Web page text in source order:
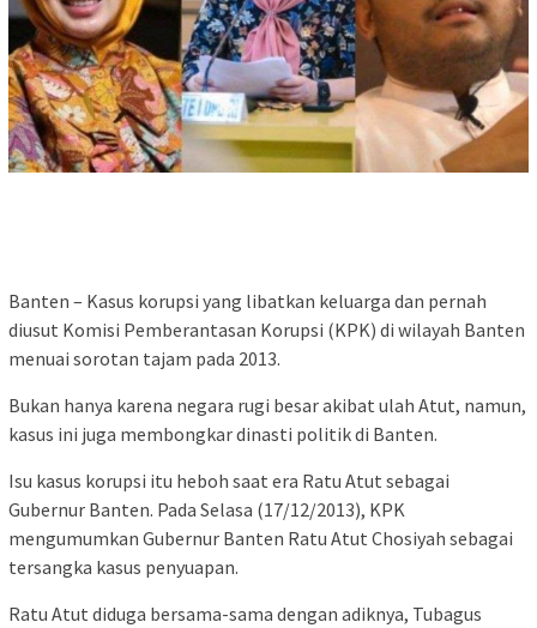
Banten – Kasus korupsi yang libatkan keluarga dan pernah
diusut Komisi Pemberantasan Korupsi (KPK) di wilayah Banten
menuai sorotan tajam pada 2013.
Bukan hanya karena negara rugi besar akibat ulah Atut, namun,
kasus ini juga membongkar dinasti politik di Banten.
Isu kasus korupsi itu heboh saat era Ratu Atut sebagai
Gubernur Banten. Pada Selasa (17/12/2013), KPK
mengumumkan Gubernur Banten Ratu Atut Chosiyah sebagai
tersangka kasus penyuapan.
Ratu Atut diduga bersama-sama dengan adiknya, Tubagus